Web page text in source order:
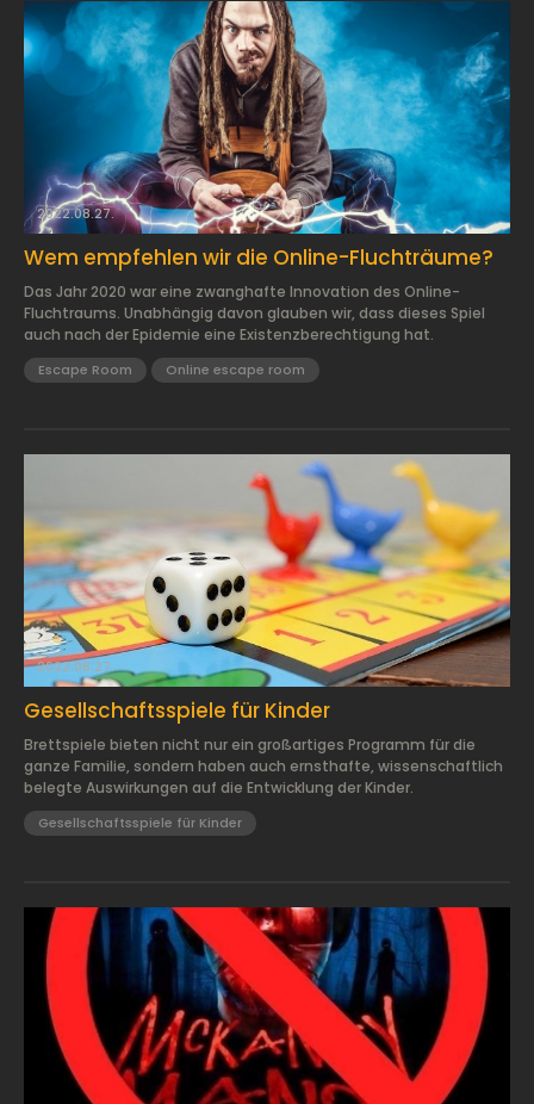
2022.08.27.
Wem empfehlen wir die Online-Fluchträume?
Das Jahr 2020 war eine zwanghafte Innovation des Online-
Fluchtraums. Unabhängig davon glauben wir, dass dieses Spiel
auch nach der Epidemie eine Existenzberechtigung hat.
Escape Room Online escape room
2022.08.27.
Gesellschaftsspiele für Kinder
Brettspiele bieten nicht nur ein großartiges Programm für die
ganze Familie, sondern haben auch ernsthafte, wissenschaftlich
belegte Auswirkungen auf die Entwicklung der Kinder.
Gesellschaftsspiele für Kinder